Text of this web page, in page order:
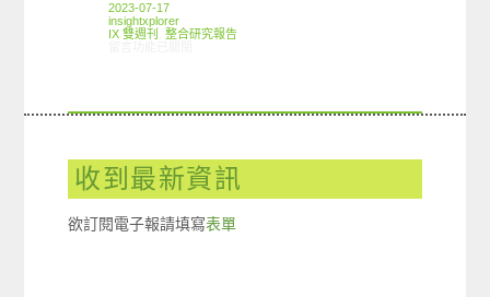
2023-07-17
insightxplorer
IX 雙週刊
,整合研究報告
收到最新資訊
欲訂閱電子報請填寫表單